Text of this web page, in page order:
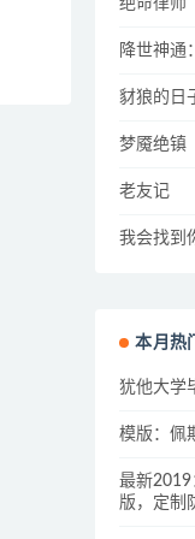
绝命律师
降世神通
豺狼的日
梦魇绝镇
老友记
我会找到
本月热门
犹他大学
模版：佩
最新2019
版，定制